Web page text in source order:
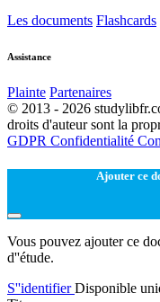
Les documents Flashcards
Assistance
Plainte Partenaires
© 2013 - 2026
droits d'auteur sont la
GDPR Confidentialité
Ajouter ce
Vous pouvez ajouter ce
d''étude.
S''identifierDisponible